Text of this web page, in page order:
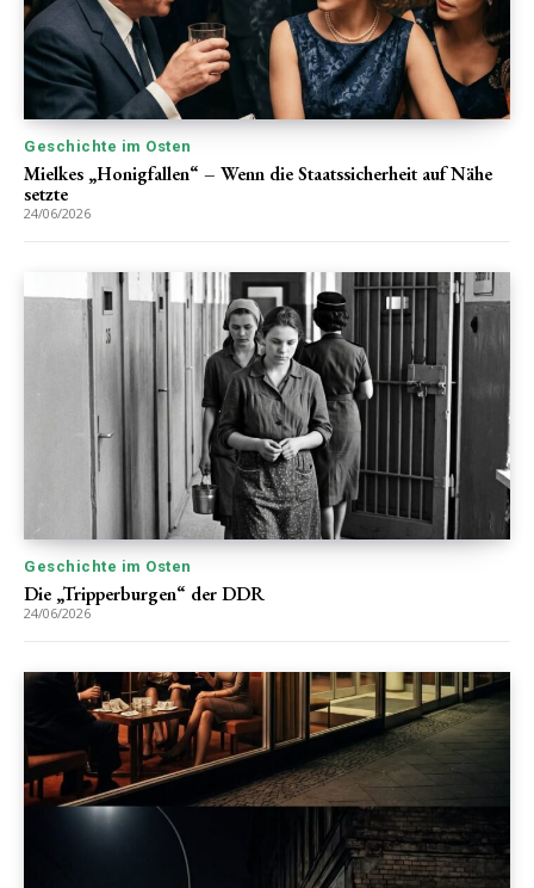
Geschichte im Osten
Mielkes „Honigfallen“ – Wenn die Staatssicherheit auf Nähe
setzte
24/06/2026
Geschichte im Osten
Die „Tripperburgen“ der DDR
24/06/2026